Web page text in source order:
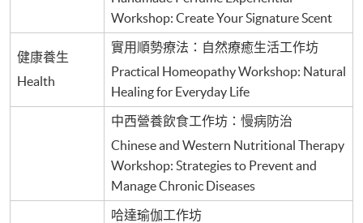
Workshop: Create Your Signature Scent
健康養生
Health
實用順勢療法：自然療癒生活工作坊
Practical Homeopathy Workshop: Natural
Healing for Everyday Life
中西營養飲食工作坊：慢病防治
Chinese and Western Nutritional Therapy
Workshop: Strategies to Prevent and
Manage Chronic Diseases
哈達瑜伽工作坊